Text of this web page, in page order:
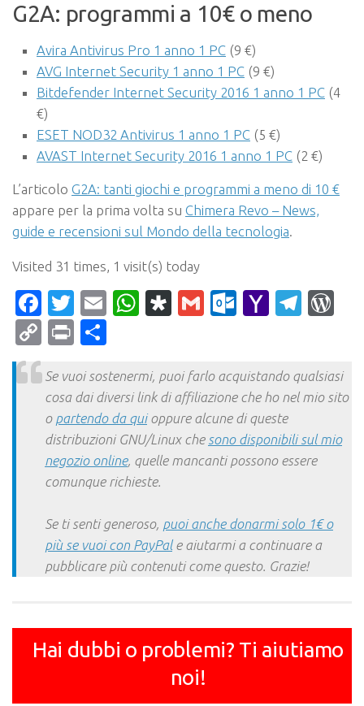
G2A: programmi a 10€ o meno
Avira Antivirus Pro 1 anno 1 PC (9 €)
AVG Internet Security 1 anno 1 PC (9 €)
Bitdefender Internet Security 2016 1 anno 1 PC (4
€)
ESET NOD32 Antivirus 1 anno 1 PC (5 €)
AVAST Internet Security 2016 1 anno 1 PC (2 €)
L’articolo G2A: tanti giochi e programmi a meno di 10 €
appare per la prima volta su Chimera Revo – News,
guide e recensioni sul Mondo della tecnologia.
Visited 31 times, 1 visit(s) today
Facebook
Twitter
EmailWhatsApp
Diaspora
Gmail Yahoo
CopyPrint
Se vuoi sostenermi, puoi farlo acquistando qualsiasi
cosa dai diversi link di affiliazione che ho nel mio sito
o partendo da quioppure alcune di queste
distribuzioni GNU/Linux che sono disponibili sul mio
negozio online, quelle mancanti possono essere
comunque richieste.
Se ti senti generoso, puoi anche donarmi solo 1€ o
più se vuoi con PayPale aiutarmi a continuare a
pubblicare più contenuti come questo. Grazie!
Hai dubbi o problemi? Ti aiutiamo
noi!